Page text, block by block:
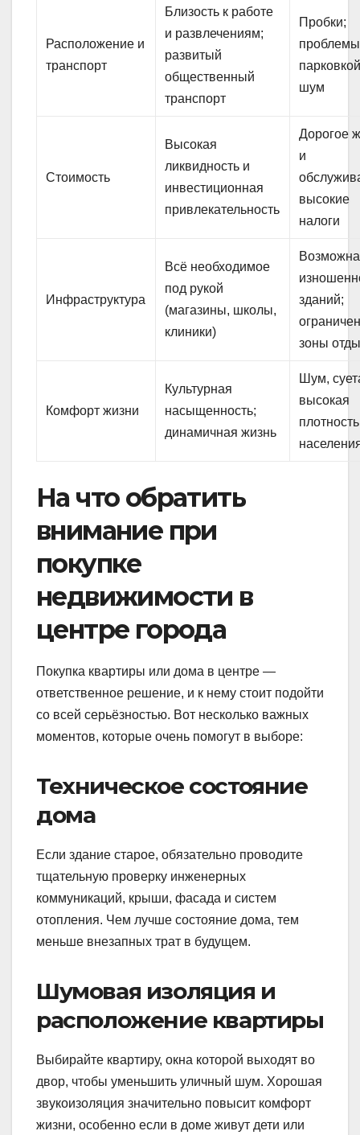
Расположение и
транспорт
Близость к работе
и развлечениям;
развитый
общественный
транспорт
Пробки;
шум
Стоимость
Высокая
ликвидность и
инвестиционная
привлекательность
Дорогое
и
высокие
налоги
Инфраструктура
Всё необходимое
под рукой
(магазины, школы,
клиники)
зданий;
зоны
Комфорт жизни
Культурная
насыщенность;
динамичная жизнь
Шум,
высокая
плотность
На что обратить
внимание при
покупке
недвижимости в
центре города
Покупка квартиры или дома в центре —
ответственное решение, и к нему стоит подойти
со всей серьёзностью. Вот несколько важных
моментов, которые очень помогут в выборе:
Техническое состояние
дома
Если здание старое, обязательно проводите
тщательную проверку инженерных
коммуникаций, крыши, фасада и систем
отопления. Чем лучше состояние дома, тем
меньше внезапных трат в будущем.
Шумовая изоляция и
расположение квартиры
Выбирайте квартиру, окна которой выходят во
двор, чтобы уменьшить уличный шум. Хорошая
звукоизоляция значительно повысит комфорт
жизни, особенно если в доме живут дети или